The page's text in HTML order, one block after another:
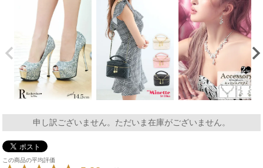
申し訳ございません。ただいま在庫がございません。